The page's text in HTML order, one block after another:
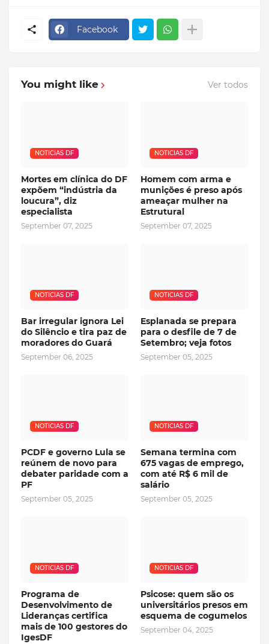
Facebook
You might like Ver todos
NOTICIAS DF
Mortes em clínica do DF
expõem “indústria da
loucura”, diz
especialista
September 07, 2025
NOTICIAS DF
Homem com arma e
munições é preso após
ameaçar mulher na
Estrutural
September 07, 2025
NOTICIAS DF
Bar irregular ignora Lei
do Silêncio e tira paz de
moradores do Guará
September 06, 2025
NOTICIAS DF
Esplanada se prepara
para o desfile de 7 de
Setembro; veja fotos
September 05, 2025
NOTICIAS DF
PCDF e governo Lula se
reúnem de novo para
debater paridade com a
PF
September 05, 2025
NOTICIAS DF
Semana termina com
675 vagas de emprego,
com até R$ 6 mil de
salário
September 05, 2025
NOTICIAS DF
Programa de
Desenvolvimento de
Lideranças certifica
mais de 100 gestores do
IgesDF
NOTICIAS DF
Psicose: quem são os
universitários presos em
esquema de cogumelos
September 04, 2025